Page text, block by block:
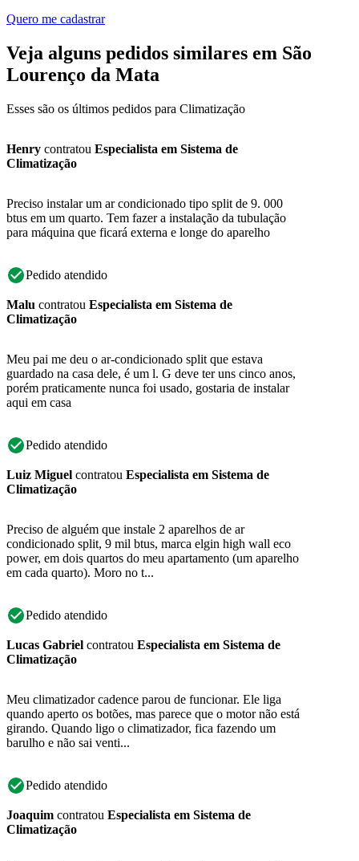
Quero me cadastrar
Veja alguns pedidos similares em São
Lourenço da Mata
Esses são os últimos pedidos para Climatização
Henry contratou Especialista em Sistema de
Climatização
Preciso instalar um ar condicionado tipo split de 9. 000
btus em um quarto. Tem fazer a instalação da tubulação
para máquina que ficará externa e longe do aparelho
Pedido atendido
Malu contratou Especialista em Sistema de
Climatização
Meu pai me deu o ar-condicionado split que estava
guardado na casa dele, é um l. G deve ter uns cinco anos,
porém praticamente nunca foi usado, gostaria de instalar
aqui em casa
Pedido atendido
Luiz Miguel contratou Especialista em Sistema de
Climatização
Preciso de alguém que instale 2 aparelhos de ar
condicionado split, 9 mil btus, marca elgin high wall eco
power, em dois quartos do meu apartamento (um aparelho
em cada quarto). Moro no t...
Pedido atendido
Lucas Gabriel contratou Especialista em Sistema de
Climatização
Meu climatizador cadence parou de funcionar. Ele liga
quando aperto os botões, mas parece que o motor não está
girando. Quando ligo o climatizador, fica fazendo um
barulho e não sai venti...
Pedido atendido
Joaquim contratou Especialista em Sistema de
Climatização